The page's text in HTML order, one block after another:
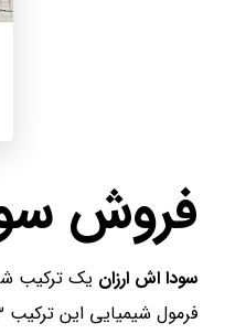
فروش
سودا اش ارزان یک ترکیب